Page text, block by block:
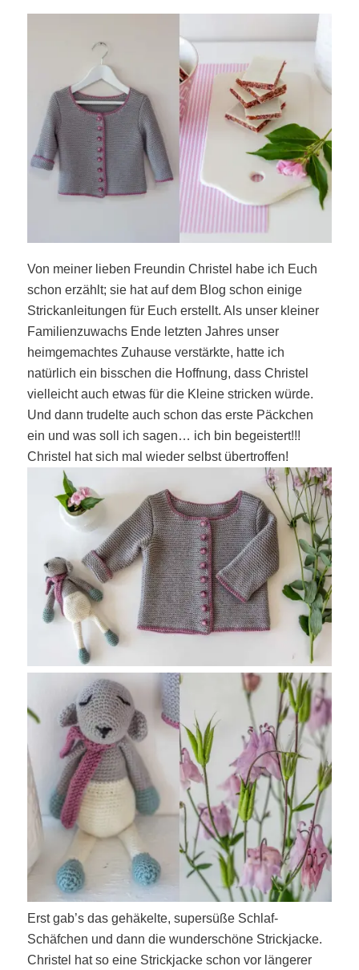
Von meiner lieben Freundin Christel habe ich Euch
schon erzählt; sie hat auf dem Blog schon einige
Strickanleitungen für Euch erstellt. Als unser kleiner
Familienzuwachs Ende letzten Jahres unser
heimgemachtes Zuhause verstärkte, hatte ich
natürlich ein bisschen die Hoffnung, dass Christel
vielleicht auch etwas für die Kleine stricken würde.
Und dann trudelte auch schon das erste Päckchen
ein und was soll ich sagen… ich bin begeistert!!!
Christel hat sich mal wieder selbst übertroffen!
Erst gab’s das gehäkelte, supersüße Schlaf-
Schäfchen und dann die wunderschöne Strickjacke.
Christel hat so eine Strickjacke schon vor längerer